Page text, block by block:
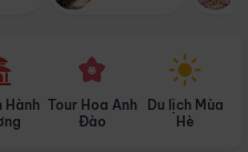
Hành Tour Hoa Anh
Đào
Du lịch Mùa
Hè